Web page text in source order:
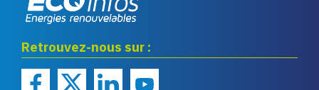
renouvelables
Retrouvez-nous sur :